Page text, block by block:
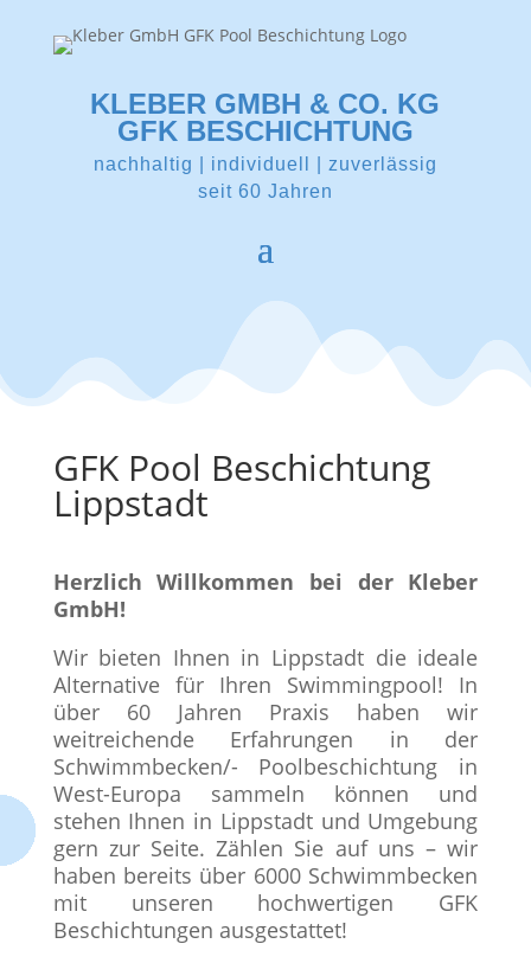
KLEBER GMBH & CO. KG
GFK BESCHICHTUNG
nachhaltig | individuell | zuverlässig
seit 60 Jahren
GFK Pool Beschichtung
Lippstadt
Herzlich Willkommen bei der Kleber
GmbH!
Wir bieten Ihnen in Lippstadt die ideale
Alternative für Ihren Swimmingpool! In
über 60 Jahren Praxis haben wir
weitreichende Erfahrungen in der
Schwimmbecken/- Poolbeschichtung in
West-Europa sammeln können und
stehen Ihnen in Lippstadt und Umgebung
gern zur Seite. Zählen Sie auf uns – wir
haben bereits über 6000 Schwimmbecken
mit unseren hochwertigen GFK
Beschichtungen ausgestattet!